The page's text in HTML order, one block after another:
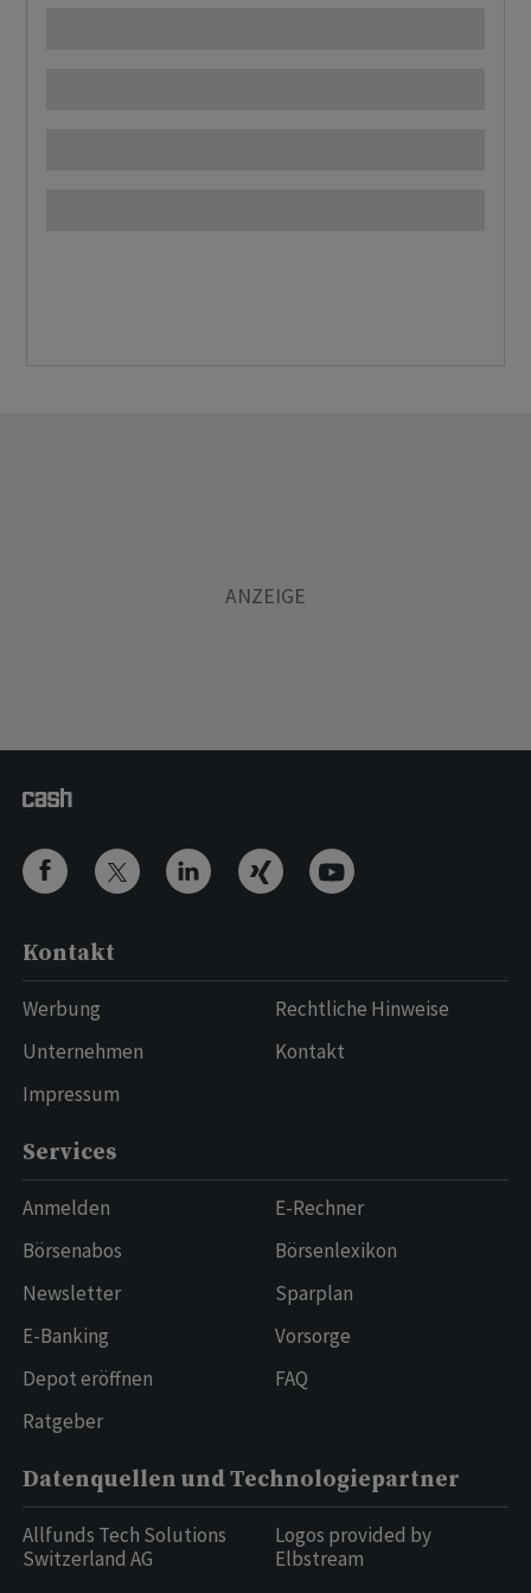
Kontakt
Werbung
Unternehmen
Impressum
Rechtliche Hinweise
Kontakt
Services
Anmelden
Börsenabos
Newsletter
E-Banking
Depot eröffnen
Ratgeber
E-Rechner
Börsenlexikon
Sparplan
Vorsorge
FAQ
Datenquellen und Technologiepartner
Allfunds Tech Solutions
Switzerland AG
Logos provided by
Elbstream